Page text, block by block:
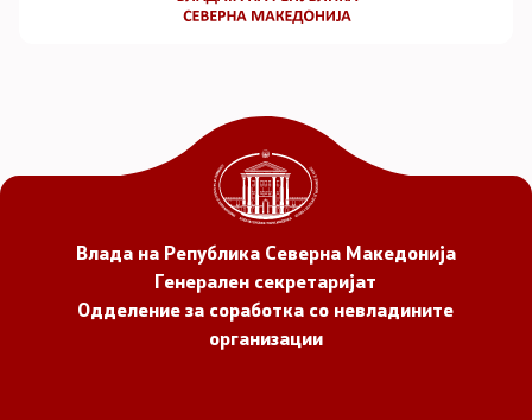
Влада на Република Северна Македонија
Генерален секретаријат
Одделение за соработка со невладините
организации